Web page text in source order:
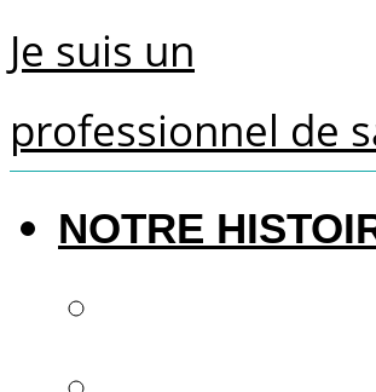
Je suis un
professionnel de
NOTRE